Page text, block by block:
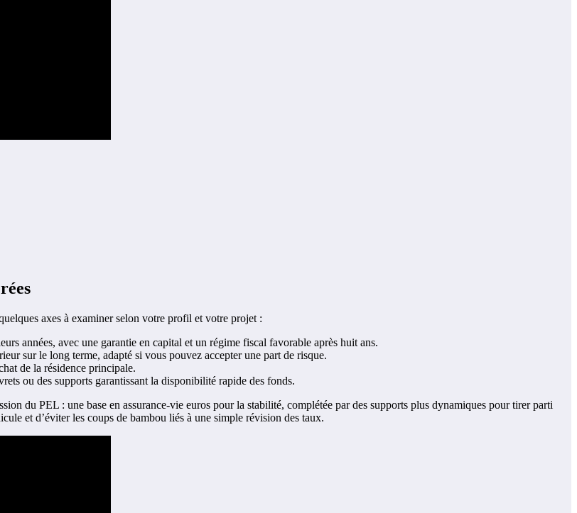
axes à examiner selon votre profil et votre projet :
années, avec une garantie en capital et un régime fiscal favorable après huit ans.
sur le long terme, adapté si vous pouvez accepter une part de risque.
de la résidence principale.
ou des supports garantissant la disponibilité rapide des fonds.
du PEL : une base en assurance-vie euros pour la stabilité, complétée par des supports plus dynamiques pour tirer parti
et d’éviter les coups de bambou liés à une simple révision des taux.